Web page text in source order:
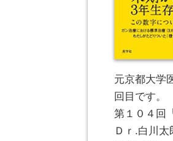
元京都大学
回目です。
第１０４回
Ｄｒ.白川